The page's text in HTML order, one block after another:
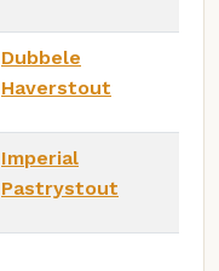
Dubbele
Haverstout
Imperial
Pastrystout